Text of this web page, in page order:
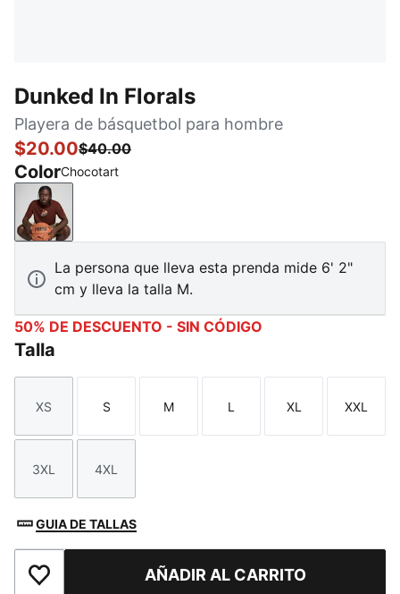
Dunked In Florals
Playera de básquetbol para hombre
$20.00$40.00
ColorChocotart
Chocotart
La persona que lleva esta prenda mide 6' 2"
cm y lleva la talla M.
50% DE DESCUENTO - SIN CÓDIGO
Talla
Talla
XS
Talla
S
Talla
M
Talla
L
Talla
XL
Talla
XXL
Talla
3XL
Talla
4XL
GUIA DE TALLAS
Añadir a la lista de deseosAÑADIR AL CARRITO